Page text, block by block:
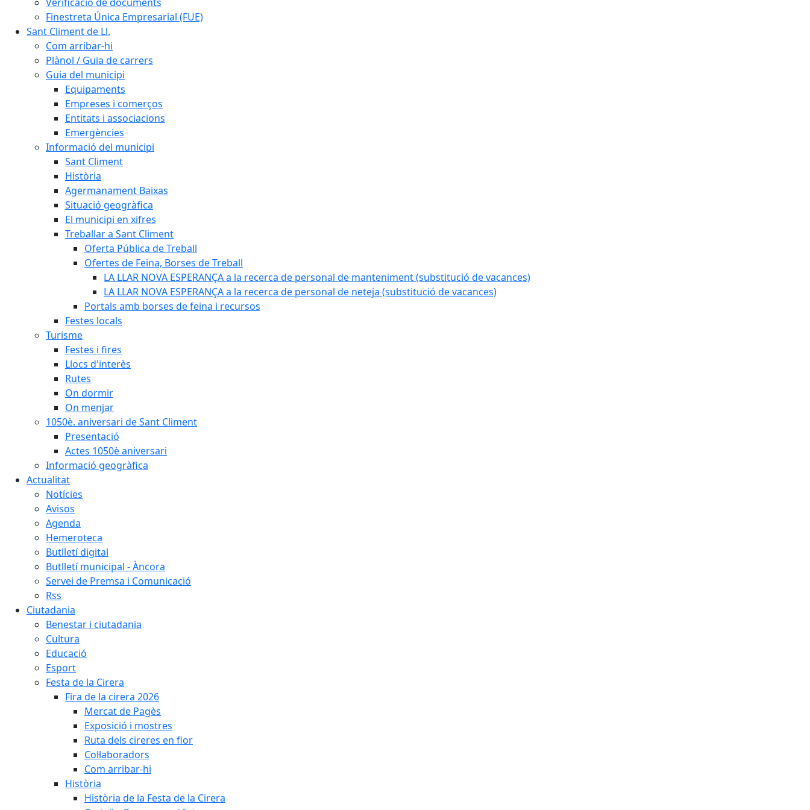
Finestreta Única Empresarial (FUE)
Sant Climent de Ll.
Com arribar-hi
Plànol / Guia de carrers
Guia del municipi
Equipaments
Empreses i comerços
Entitats i associacions
Emergències
Informació del municipi
Sant Climent
Història
Agermanament Baixas
Situació geogràfica
El municipi en xifres
Treballar a Sant Climent
Oferta Pública de Treball
Ofertes de Feina, Borses de Treball
LA LLAR NOVA ESPERANÇA a la recerca de personal de manteniment (substitució de vacances)
LA LLAR NOVA ESPERANÇA a la recerca de personal de neteja (substitució de vacances)
Portals amb borses de feina i recursos
Festes locals
Turisme
Festes i fires
Llocs d'interès
Rutes
On dormir
On menjar
1050è. aniversari de Sant Climent
Presentació
Actes 1050è aniversari
Informació geogràfica
Actualitat
Notícies
Avisos
Agenda
Hemeroteca
Butlletí digital
Butlletí municipal - Àncora
Servei de Premsa i Comunicació
Rss
Ciutadania
Benestar i ciutadania
Cultura
Educació
Esport
Festa de la Cirera
Fira de la cirera 2026
Mercat de Pagès
Exposició i mostres
Ruta dels cireres en flor
Col·laboradors
Com arribar-hi
Història
Història de la Festa de la Cirera